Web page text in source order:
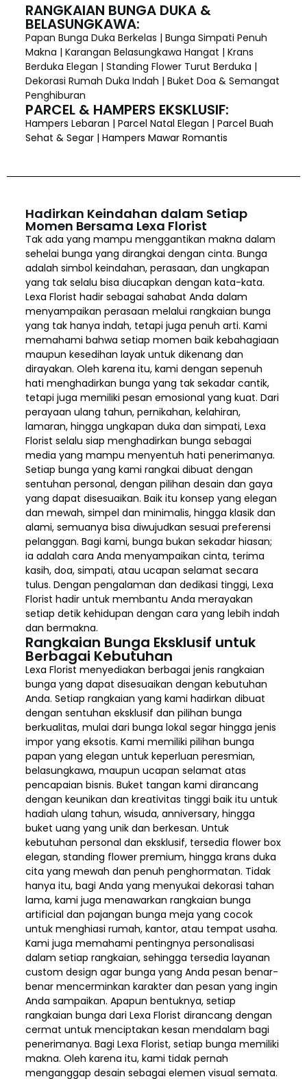
RANGKAIAN BUNGA DUKA &
BELASUNGKAWA:
Papan Bunga Duka Berkelas | Bunga Simpati Penuh
Makna | Karangan Belasungkawa Hangat | Krans
Berduka Elegan | Standing Flower Turut Berduka |
Dekorasi Rumah Duka Indah | Buket Doa & Semangat
Penghiburan
PARCEL & HAMPERS EKSKLUSIF:
Hampers Lebaran | Parcel Natal Elegan | Parcel Buah
Sehat & Segar | Hampers Mawar Romantis
Hadirkan Keindahan dalam Setiap
Momen Bersama Lexa Florist
Tak ada yang mampu menggantikan makna dalam
sehelai bunga yang dirangkai dengan cinta. Bunga
adalah simbol keindahan, perasaan, dan ungkapan
yang tak selalu bisa diucapkan dengan kata-kata.
Lexa Florist hadir sebagai sahabat Anda dalam
menyampaikan perasaan melalui rangkaian bunga
yang tak hanya indah, tetapi juga penuh arti. Kami
memahami bahwa setiap momen baik kebahagiaan
maupun kesedihan layak untuk dikenang dan
dirayakan. Oleh karena itu, kami dengan sepenuh
hati menghadirkan bunga yang tak sekadar cantik,
tetapi juga memiliki pesan emosional yang kuat. Dari
perayaan ulang tahun, pernikahan, kelahiran,
lamaran, hingga ungkapan duka dan simpati, Lexa
Florist selalu siap menghadirkan bunga sebagai
media yang mampu menyentuh hati penerimanya.
Setiap bunga yang kami rangkai dibuat dengan
sentuhan personal, dengan pilihan desain dan gaya
yang dapat disesuaikan. Baik itu konsep yang elegan
dan mewah, simpel dan minimalis, hingga klasik dan
alami, semuanya bisa diwujudkan sesuai preferensi
pelanggan. Bagi kami, bunga bukan sekadar hiasan;
ia adalah cara Anda menyampaikan cinta, terima
kasih, doa, simpati, atau ucapan selamat secara
tulus. Dengan pengalaman dan dedikasi tinggi, Lexa
Florist hadir untuk membantu Anda merayakan
setiap detik kehidupan dengan cara yang lebih indah
dan bermakna.
Rangkaian Bunga Eksklusif untuk
Berbagai Kebutuhan
Lexa Florist menyediakan berbagai jenis rangkaian
bunga yang dapat disesuaikan dengan kebutuhan
Anda. Setiap rangkaian yang kami hadirkan dibuat
dengan sentuhan eksklusif dan pilihan bunga
berkualitas, mulai dari bunga lokal segar hingga jenis
impor yang eksotis. Kami memiliki pilihan bunga
papan yang elegan untuk keperluan peresmian,
belasungkawa, maupun ucapan selamat atas
pencapaian bisnis. Buket tangan kami dirancang
dengan keunikan dan kreativitas tinggi baik itu untuk
hadiah ulang tahun, wisuda, anniversary, hingga
buket uang yang unik dan berkesan. Untuk
kebutuhan personal dan eksklusif, tersedia flower box
elegan, standing flower premium, hingga krans duka
cita yang mewah dan penuh penghormatan. Tidak
hanya itu, bagi Anda yang menyukai dekorasi tahan
lama, kami juga menawarkan rangkaian bunga
artificial dan pajangan bunga meja yang cocok
untuk menghiasi rumah, kantor, atau tempat usaha.
Kami juga memahami pentingnya personalisasi
dalam setiap rangkaian, sehingga tersedia layanan
custom design agar bunga yang Anda pesan benar-
benar mencerminkan karakter dan pesan yang ingin
Anda sampaikan. Apapun bentuknya, setiap
rangkaian bunga dari Lexa Florist dirancang dengan
cermat untuk menciptakan kesan mendalam bagi
penerimanya. Bagi Lexa Florist, setiap bunga memiliki
makna. Oleh karena itu, kami tidak pernah
menganggap desain sebagai elemen visual semata.